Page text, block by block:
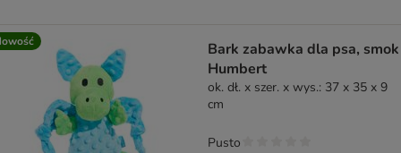
Bark zabawka dla psa, smok
Humbert
ok. dł. x szer. x wys.: 37 x 35 x 9
cm
Pusto